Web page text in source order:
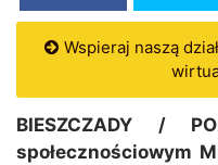
Wspieraj naszą
BIESZCZADY /
społecznościowym